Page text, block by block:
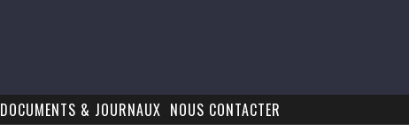
DOCUMENTS & JOURNAUX NOUS CONTACTER